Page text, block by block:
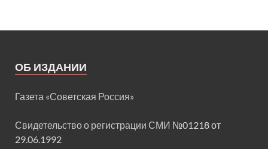
ОБ ИЗДАНИИ
Газета «Советская Россия»
Свидетельство о регистрации СМИ №01218 от
29.06.1992